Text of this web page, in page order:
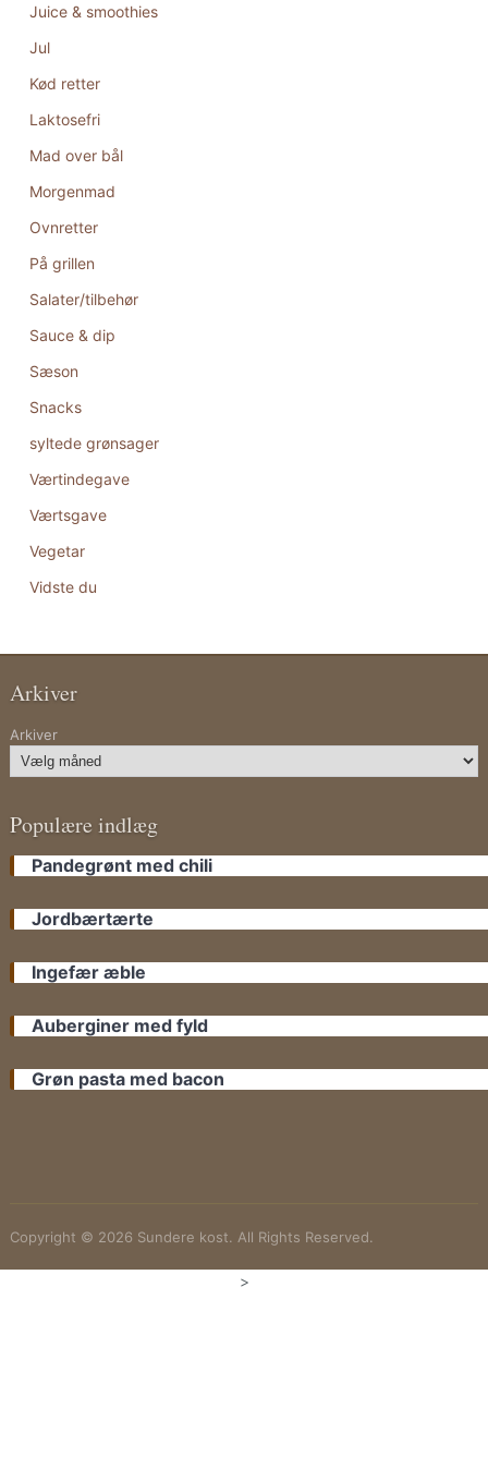
Juice & smoothies
Jul
Kød retter
Laktosefri
Mad over bål
Morgenmad
Ovnretter
På grillen
Salater/tilbehør
Sauce & dip
Sæson
Snacks
syltede grønsager
Værtindegave
Værtsgave
Vegetar
Vidste du
Arkiver
Arkiver
Populære indlæg
Pandegrønt med chili
Jordbærtærte
Ingefær æble
Auberginer med fyld
Grøn pasta med bacon
Copyright © 2026 Sundere kost. All Rights Reserved.
>